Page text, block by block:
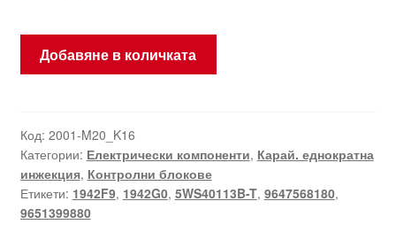
количество
Siemens
SID
804
5WS40113B-
T
Добавяне в количката
Код: 2001-M20_K16
Категории: Електрически компоненти, Карай. еднократна
инжекция, Контролни блокове
Етикети: 1942F9, 1942G0, 5WS40113B-T, 9647568180,
9651399880